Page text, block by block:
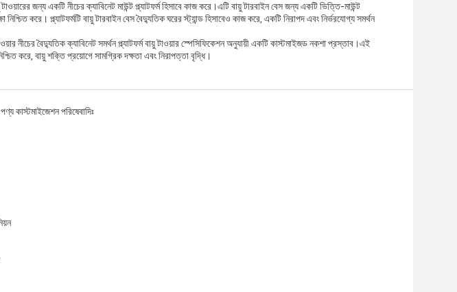
জন্য একটি নীচের ক্যাবিনেট মাউন্ট প্ল্যাটফর্ম হিসাবে কাজ করে।এটি বায়ু টারবাইন বেস জন্য একটি ভিত্তি-মাউন্ট
করে। প্ল্যাটফর্মটি বায়ু টারবাইন বেস বৈদ্যুতিক ঘরের স্ট্যান্ড হিসাবেও কাজ করে, একটি নিরাপদ এবং নির্ভরযোগ্য সমর্থন
নীচের বৈদ্যুতিক ক্যাবিনেট সমর্থন প্ল্যাটফর্ম বায়ু টাওয়ার স্পেসিফিকেশন অনুযায়ী একটি কাস্টমাইজড নকশা প্রস্তাব।এই
করে, বায়ু শক্তি প্রয়োগে সামগ্রিক দক্ষতা এবং নিরাপত্তা বৃদ্ধি।
কাস্টমাইজেশন পরিষেবাদিঃ